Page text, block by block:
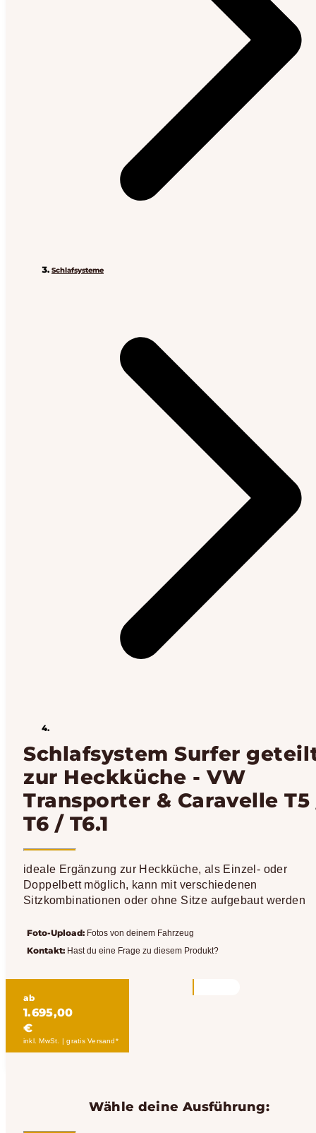
Schlafsysteme
Schlafsystem Surfer
zur Heckküche - VW
Transporter & Caravelle
T6 / T6.1
ideale Ergänzung zur Heckküche, als Einzel- oder
Doppelbett möglich, kann mit verschiedenen
Sitzkombinationen oder ohne Sitze aufgebaut werden
Foto-Upload: Fotos von deinem Fahrzeug
Kontakt: Hast du eine Frage zu diesem Produkt?
ab
1.695,00
€
inkl. MwSt. | gratis Versand*
Wähle deine Ausführung: